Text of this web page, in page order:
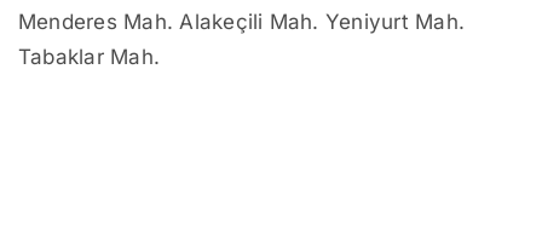
Menderes Mah. Alakeçili Mah. Yeniyurt Mah.
Tabaklar Mah.